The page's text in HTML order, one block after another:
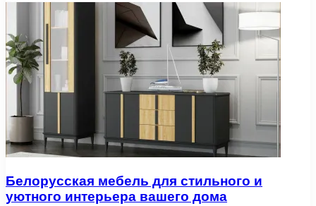
Белорусская мебель для стильного и
уютного интерьера вашего дома